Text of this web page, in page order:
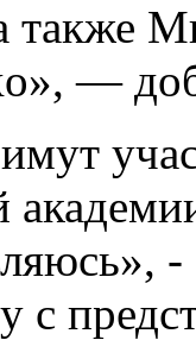
также
—
с